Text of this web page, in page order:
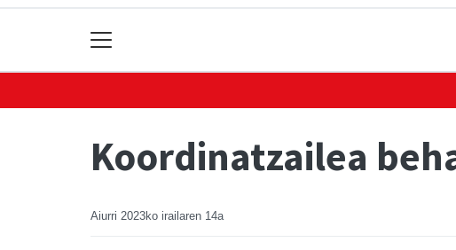
Koordinatzailea
Aiurri 2023ko irailaren 14a